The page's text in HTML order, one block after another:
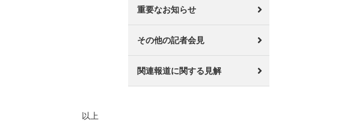
以上
重要なお知らせ
その他の記者会見
関連報道に関する見解